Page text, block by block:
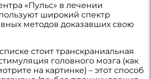
«Пульс» в лечении
широкий спектр
методов доказавших свою
стоит транскраниальная
головного мозга (как
на картинке) – этот способ